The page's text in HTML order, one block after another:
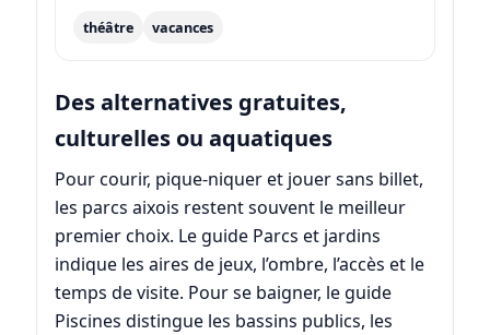
théâtre vacances
Des alternatives gratuites,
culturelles ou aquatiques
Pour courir, pique-niquer et jouer sans billet,
les parcs aixois restent souvent le meilleur
premier choix. Le guide Parcs et jardins
indique les aires de jeux, l’ombre, l’accès et le
temps de visite. Pour se baigner, le guide
Piscines distingue les bassins publics, les